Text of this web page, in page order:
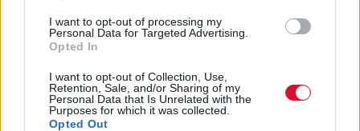
I want to opt-out of processing my
Personal Data for Targeted Advertising.
Opted In
I want to opt-out of Collection, Use,
Retention, Sale, and/or Sharing of my
Personal Data that Is Unrelated with the
Purposes for which it was collected.
Opted Out